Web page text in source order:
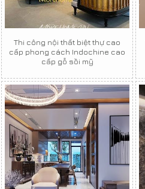
Thi công nội thất biệt thự cao
cấp phong cách Indochine cao
cấp gỗ sồi mỹ